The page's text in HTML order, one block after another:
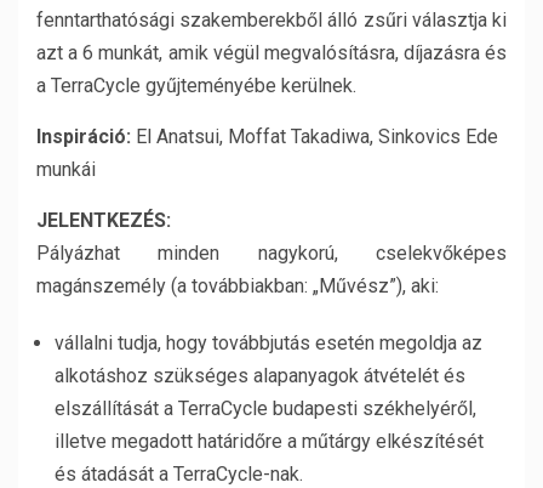
fenntarthatósági szakemberekből álló zsűri választja ki
azt a 6 munkát, amik végül megvalósításra, díjazásra és
a TerraCycle gyűjteményébe kerülnek.
Inspiráció: El Anatsui, Moffat Takadiwa, Sinkovics Ede
munkái
JELENTKEZÉS:
Pályázhat minden nagykorú, cselekvőképes
magánszemély (a továbbiakban: „Művész”), aki:
vállalni tudja, hogy továbbjutás esetén megoldja az
alkotáshoz szükséges alapanyagok átvételét és
elszállítását a TerraCycle budapesti székhelyéről,
illetve megadott határidőre a műtárgy elkészítését
és átadását a TerraCycle-nak.